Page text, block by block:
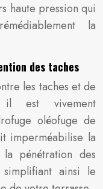
haute pression qui
la
des taches
les taches et de
il est vivement
oléofuge de
imperméabilise la
pénétration des
ainsi le